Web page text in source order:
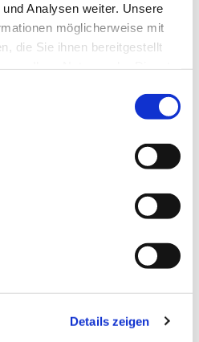
Analysen weiter. Unsere
möglicherweise mit
die Sie ihnen bereitgestellt
Details zeigen